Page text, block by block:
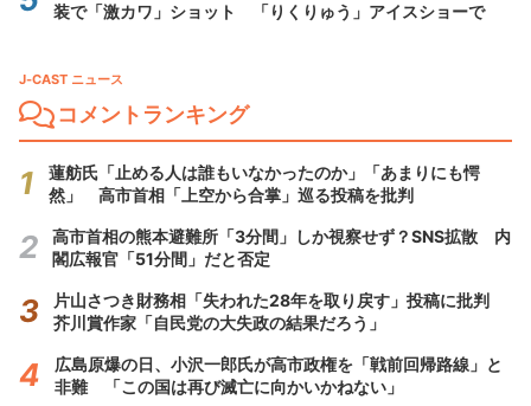
装で「激カワ」ショット 「りくりゅう」アイスショーで
J-CAST ニュース
コメントランキング
蓮舫氏「止める人は誰もいなかったのか」「あまりにも愕
然」 高市首相「上空から合掌」巡る投稿を批判
高市首相の熊本避難所「3分間」しか視察せず？SNS拡散 内
閣広報官「51分間」だと否定
片山さつき財務相「失われた28年を取り戻す」投稿に批判
芥川賞作家「自民党の大失政の結果だろう」
広島原爆の日、小沢一郎氏が高市政権を「戦前回帰路線」と
非難 「この国は再び滅亡に向かいかねない」